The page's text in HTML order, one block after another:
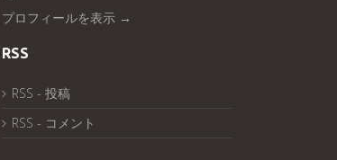
プロフィールを表示 →
RSS
RSS - 投稿
RSS - コメント